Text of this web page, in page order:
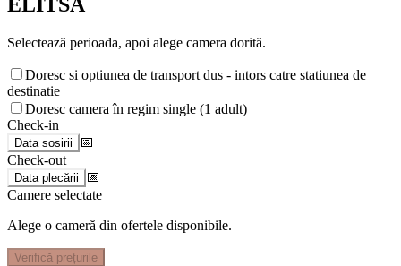
ELITSA
Selectează perioada, apoi alege camera dorită.
Doresc si optiunea de transport dus - intors catre statiunea de
destinatie
Doresc camera în regim single (1 adult)
Check-in
Data sosirii
📅
Check-out
Data plecării
📅
Camere selectate
Alege o cameră din ofertele disponibile.
Verifică prețurile